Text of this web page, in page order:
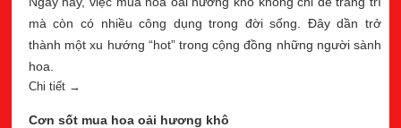
mà còn có nhiều công dụng trong đời sống. Đây dần trở
thành một xu hướng “hot” trong cộng đồng những người sành
hoa.
Chi tiết →
Cơn sốt mua hoa oải hương khô